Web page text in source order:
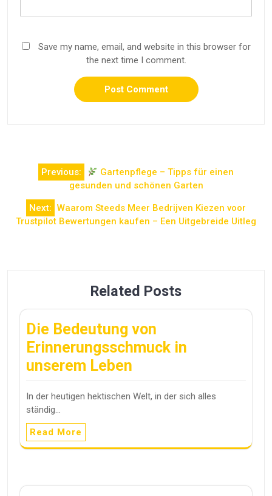
Save my name, email, and website in this browser for
the next time I comment.
Post
navigation
Previous:
Gartenpflege – Tipps für einen
gesunden und schönen Garten
Next: Waarom Steeds Meer Bedrijven Kiezen voor
Trustpilot Bewertungen kaufen – Een Uitgebreide Uitleg
Related Posts
Die Bedeutung von
Erinnerungsschmuck in
unserem Leben
In der heutigen hektischen Welt, in der sich alles
ständig…
Read More